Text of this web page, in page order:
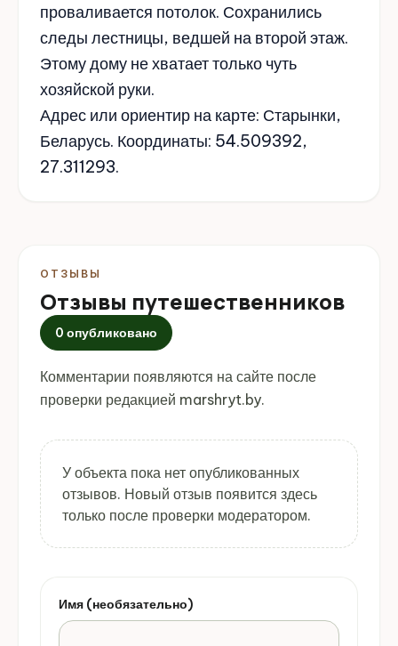
проваливается потолок. Сохранились
следы лестницы, ведшей на второй этаж.
Этому дому не хватает только чуть
хозяйской руки.
Адрес или ориентир на карте: Старынки,
Беларусь. Координаты: 54.509392,
27.311293.
ОТЗЫВЫ
Отзывы путешественников
0 опубликовано
Комментарии появляются на сайте после
проверки редакцией marshryt.by.
У объекта пока нет опубликованных
отзывов. Новый отзыв появится здесь
только после проверки модератором.
Имя (необязательно)